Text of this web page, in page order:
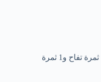
: 2 كوب شاي أخضر مع 1 ثمرة تفاح و1 ثمرة